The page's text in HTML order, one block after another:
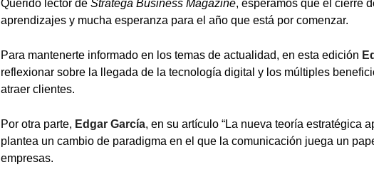
Querido lector de Stratega Business Magazine, esperamos que el cierre
aprendizajes y mucha esperanza para el año que está por comenzar.
Para mantenerte informado en los temas de actualidad, en esta edición
reflexionar sobre la llegada de la tecnología digital y los múltiples
atraer clientes.
Por otra parte, Edgar García, en su artículo “La nueva teoría estratégica
plantea un cambio de paradigma en el que la comunicación juega un
empresas.